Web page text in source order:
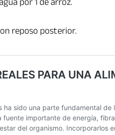
por 1 de arroz.
reposo posterior.